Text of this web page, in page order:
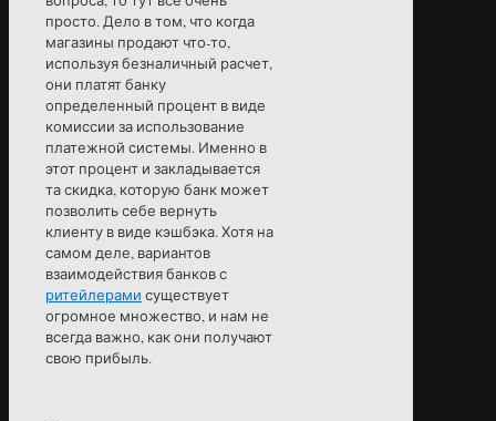
просто. Дело в том, что когда
магазины продают что-то,
используя безналичный расчет,
они платят банку
определенный процент в виде
комиссии за использование
платежной системы. Именно в
этот процент и закладывается
та скидка, которую банк может
позволить себе вернуть
клиенту в виде кэшбэка. Хотя на
самом деле, вариантов
взаимодействия банков с
ритейлерами существует
огромное множество, и нам не
всегда важно, как они получают
свою прибыль.